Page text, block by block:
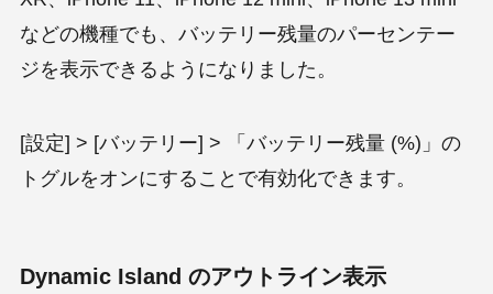
などの機種でも、バッテリー残量のパーセンテー
ジを表示できるようになりました。
[設定] > [バッテリー] > 「バッテリー残量 (%)」の
トグルをオンにすることで有効化できます。
Dynamic Island のアウトライン表示